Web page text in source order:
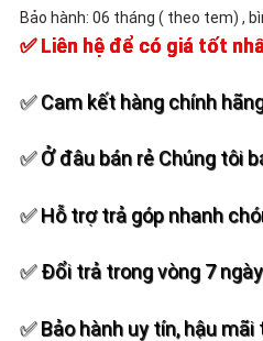
Bảo hành: 06 tháng ( theo tem) ,
✅ Liên hệ để có giá tốt
✅ Cam kết hàng chính
✅ Ở đâu bán rẻ Chúng tôi
✅ Hỗ trợ trả góp nhanh
✅ Đổi trả trong vòng 7 ngày
✅ Bảo hành uy tín, hậu